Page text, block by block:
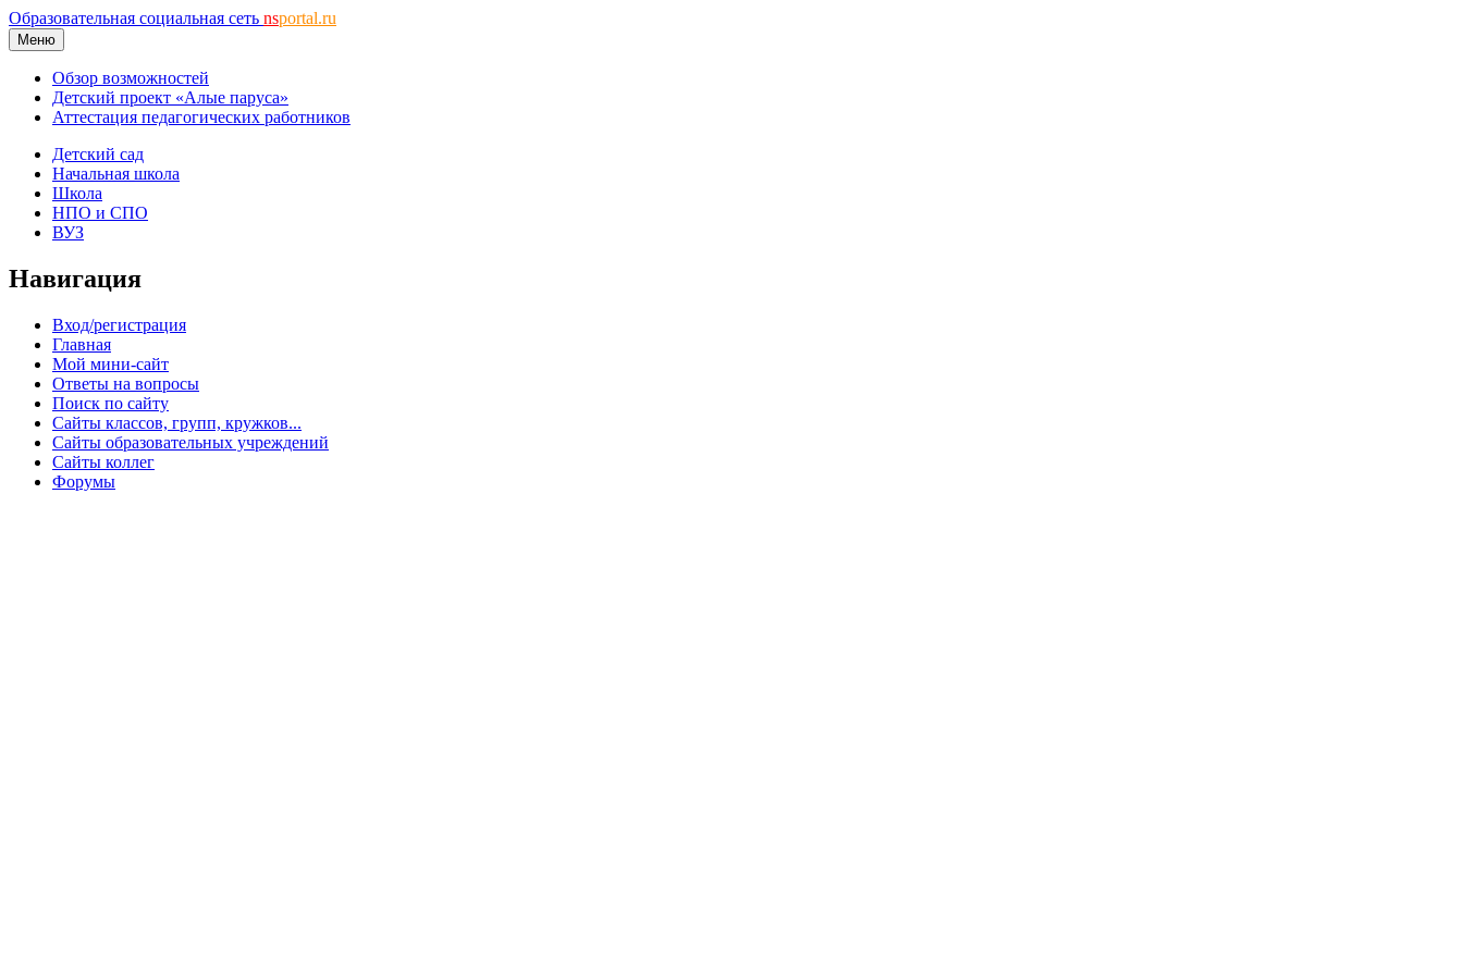
Образовательная социальная сеть nsportal.ru
Меню
Обзор возможностей
Детский проект «Алые паруса»
Аттестация педагогических работников
Детский сад
Начальная школа
Школа
НПО и СПО
ВУЗ
Навигация
Вход/регистрация
Главная
Мой мини-сайт
Ответы на вопросы
Поиск по сайту
Сайты классов, групп, кружков...
Сайты образовательных учреждений
Сайты коллег
Форумы